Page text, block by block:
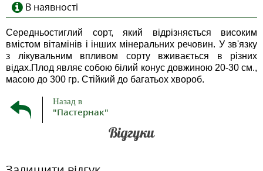
В наявності
Середньостиглий сорт, який відрізняється високим
вмістом вітамінів і інших мінеральних речовин. У зв'язку
з лікувальним впливом сорту вживається в різних
відах.Плод являє собою білий конус довжиною 20-30 см.,
масою до 300 гр. Стійкий до багатьох хвороб.
Назад в
"Пастернак"
Відгуки